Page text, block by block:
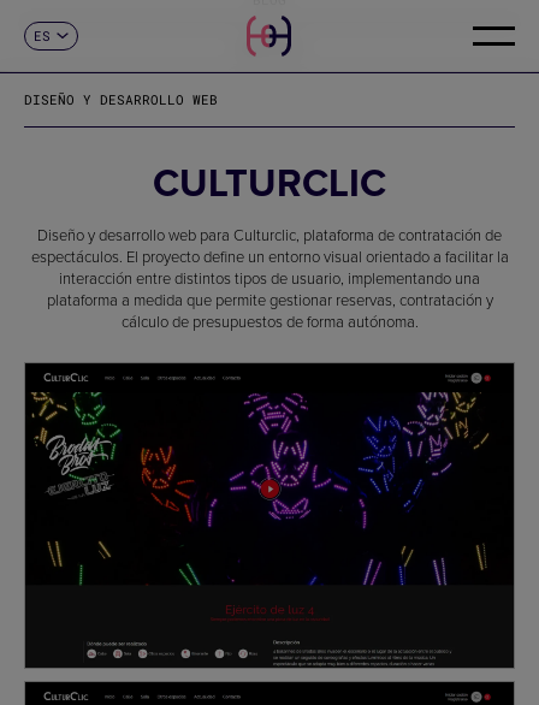
ES
FR
DE
CONTACTO
DISEÑO Y DESARROLLO WEB
CULTURCLIC
Diseño y desarrollo web para Culturclic, plataforma de contratación de
espectáculos. El proyecto define un entorno visual orientado a facilitar la
interacción entre distintos tipos de usuario, implementando una
plataforma a medida que permite gestionar reservas, contratación y
cálculo de presupuestos de forma autónoma.